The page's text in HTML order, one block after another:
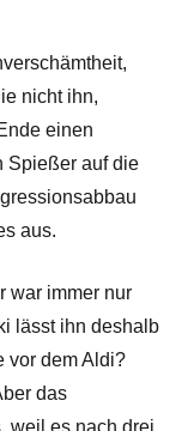
nicht ihn,
einen
Spießer auf die
aus.
war immer nur
lässt ihn deshalb
vor dem Aldi?
das
weil es nach drei